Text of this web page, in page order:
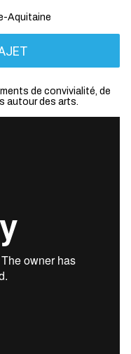
Aquitaine
de convivialité, de
autour des arts.